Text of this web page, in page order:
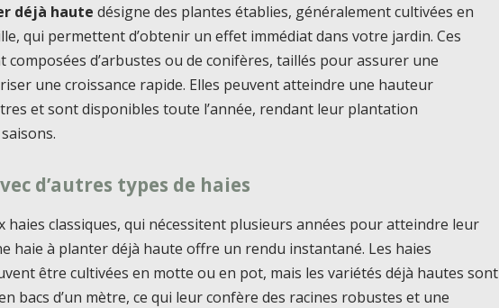
déjà haute désigne des plantes établies, généralement cultivées en
qui permettent d’obtenir un effet immédiat dans votre jardin. Ces
composées d’arbustes ou de conifères, taillés pour assurer une
une croissance rapide. Elles peuvent atteindre une hauteur
et sont disponibles toute l’année, rendant leur plantation
d’autres types de haies
haies classiques, qui nécessitent plusieurs années pour atteindre leur
haie à planter déjà haute offre un rendu instantané. Les haies
être cultivées en motte ou en pot, mais les variétés déjà hautes sont
bacs d’un mètre, ce qui leur confère des racines robustes et une